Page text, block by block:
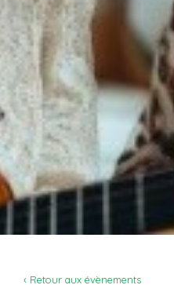
‹ Retour aux évènements